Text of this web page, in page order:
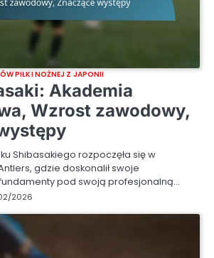
PIŁKI NOŻNEJ Z JAPONII
Akademia
Wzrost zawodowy,
Shibasakiego rozpoczęła się w
gdzie doskonalił swoje
fundamenty pod swoją profesjonalną…
2026